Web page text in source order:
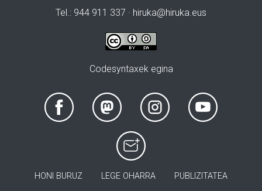
Tel.: 944 911 337 · hiruka@hiruka.eus
Codesyntaxek egina
HONI BURUZ LEGE OHARRA PUBLIZITATEA